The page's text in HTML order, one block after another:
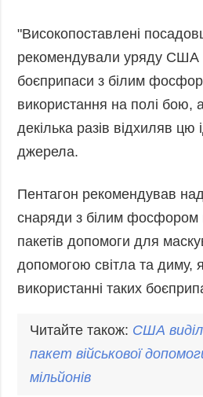
ДОДАТКОВО
Подкасти
Публікації
Інтерв'ю
Фото
Відео
Інфографіка
Лонгріди
Новини
Офіційні
документи
Релізи
"Високопоставлені
рекомендували уряду США
боєприпаси з білим
використання на полі бою,
декілька разів відхиляв
джерела.
Пентагон рекомендував
снаряди з білим фосфором
пакетів допомоги для
допомогою світла та диму,
використанні таких
Читайте також: США
пакет військової
мільйонів